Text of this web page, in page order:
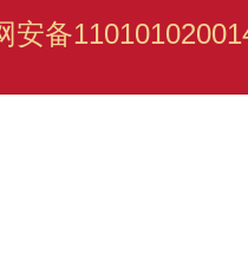
安备